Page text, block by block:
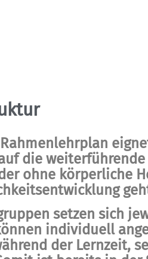
die
ohne körperliche
setzen sich
individuell
der Lernzeit,